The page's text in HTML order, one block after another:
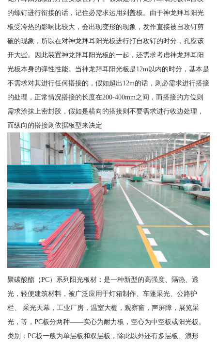
的螺钉进行衔接的话，记住必需求运用到盖板。由于神龙拜耳阳光
板受冷热的影响比较大，会出现变形的现象，发作直接被自攻钉剪
破的现象，所以在对神龙拜耳阳光板进行打自攻钉的时分，孔应该
开大些。因此装置神龙拜耳阳光板的一起，还需求考虑神龙拜耳阳
光板本身的弹性性能。当神龙拜耳阳光板是12m以内的时分，基本是
不需求对其进行任何搭接的，假如超出12m的话，则必需求进行搭接
的处理，正常情况搭接的长度在200-400mm之间，而搭接的方位则
需求涂抹上密封胶，假如是横向的搭接则不要需求进行收边处理，
而纵向的搭接则依据板型来决定
聚碳酸酯（PC）系列阳光板材：是一种新型的高强度、隔热、透
光，轻便建筑材料，被广泛应用于灯箱制作、车蓬采光、公路护
栏、 采光天幕，工业厂房，温室大棚，观察窗，声屏障，展览采
光，等，PC板分两种——实心为耐力板，空心为中空板或阳光板。
类别：PC板一般为单层板和双层板，除此以外还有多层板、浪形